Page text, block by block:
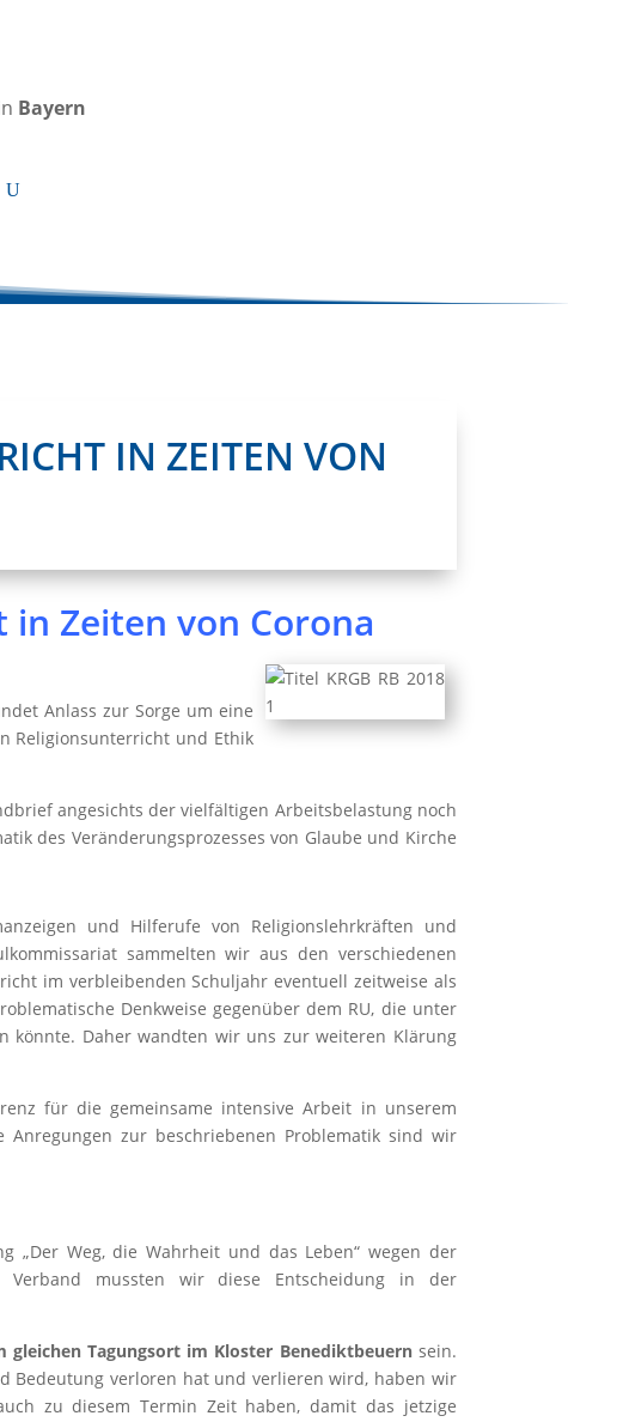
Bayern
IN ZEITEN VON
in Zeiten von Corona
Anlass zur Sorge um eine
Religionsunterricht und Ethik
angesichts der vielfältigen Arbeitsbelastung noch
des Veränderungsprozesses von Glaube und Kirche
und Hilferufe von Religionslehrkräften und
sammelten wir aus den verschiedenen
im verbleibenden Schuljahr eventuell zeitweise als
Denkweise gegenüber dem RU, die unter
könnte. Daher wandten wir uns zur weiteren Klärung
für die gemeinsame intensive Arbeit in unserem
Anregungen zur beschriebenen Problematik sind wir
„Der Weg, die Wahrheit und das Leben“ wegen der
Verband mussten wir diese Entscheidung in der
gleichen Tagungsort im Kloster Benediktbeuernsein.
Bedeutung verloren hat und verlieren wird, haben wir
zu diesem Termin Zeit haben, damit das jetzige